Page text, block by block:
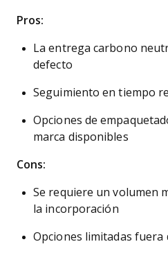
Pros:
La entrega carbono
defecto
Seguimiento en tiempo
Opciones de
marca disponibles
Cons:
Se requiere un volumen
la incorporación
Opciones limitadas fuera